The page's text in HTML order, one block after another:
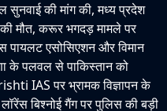
सुनवाई की मांग की, मध्य प्रदेश
मौत, करूर भगदड़ मामले पर
पायलट एसोसिएशन और विमान
के पलवल से पाकिस्तान को
IAS पर भ्रामक विज्ञापन के
बिश्नोई गैंग पर पुलिस की बड़ी